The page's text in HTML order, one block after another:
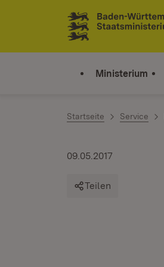
Zum Inhalt springen
Link zur Startseite
Ministerium
Startseite Service
09.05.2017
Teilen